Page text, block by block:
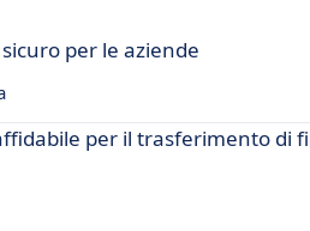
per le aziende
per il trasferimento di